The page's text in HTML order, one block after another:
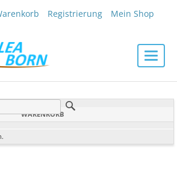
Registrierung Mein Shop
Toggle
WARENKORB